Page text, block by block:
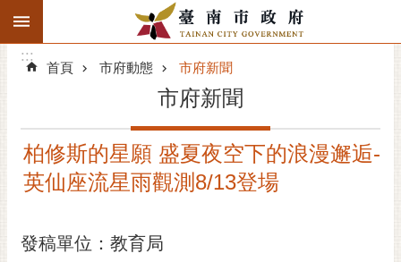
跳到主要內容區塊
搜
階
精彩府城
市府團隊
:::
:::
首頁 市府動態 市府新聞
市府新聞
柏修斯的星願 盛夏夜空下的浪漫邂逅-
英仙座流星雨觀測8/13登場
發稿單位：教育局